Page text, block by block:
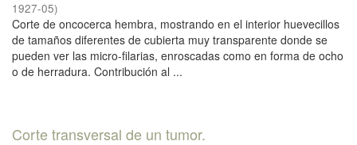
1927-05)
Corte de oncocerca hembra, mostrando en el interior huevecillos
de tamaños diferentes de cubierta muy transparente donde se
pueden ver las micro-filarias, enroscadas como en forma de ocho
o de herradura. Contribución al ...
Corte transversal de un tumor.